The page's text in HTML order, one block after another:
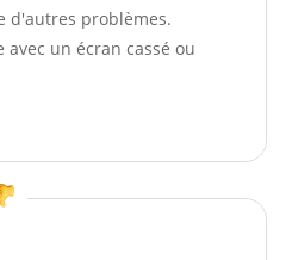
d'autres problèmes.
un écran cassé ou